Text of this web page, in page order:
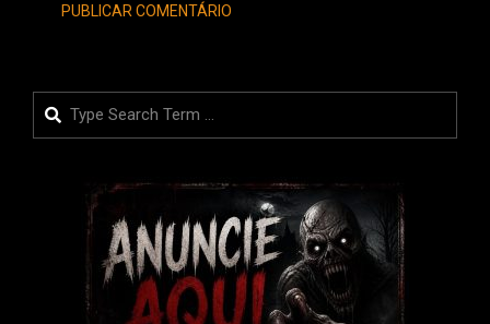
Search